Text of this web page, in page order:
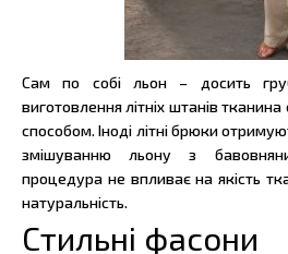
Сам по собі льон – досить
виготовлення літніх штанів
способом. Іноді літні брюки
змішуванню льону з
процедура не впливає на якість
натуральність.
Стильні фасони